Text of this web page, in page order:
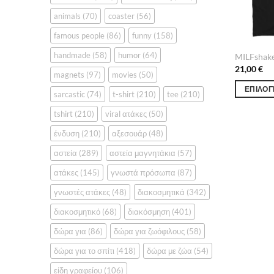
animals (70) coaster (56)
famous people (86) funny (158)
handmade (58) humor (64)
magnets (97) movies (50)
sarcastic (74) t-shirt (210) tee (210)
tshirt (210) viral ατάκες (50)
ένδυση (210) αξεσουάρ (48)
αστεία (289) αστεία μαγνητάκια (57)
ατάκες (145) γνωστά πρόσωπα (87)
γνωστές ατάκες (48) διακοσμητικά (342)
διακοσμητικό (68) διακόσμηση (401)
δώρα για (86) δώρα για ζωόφιλους (58)
δώρα για το σπίτι (418) δώρα με ζώα (54)
είδη γραφείου (106)
21,00€